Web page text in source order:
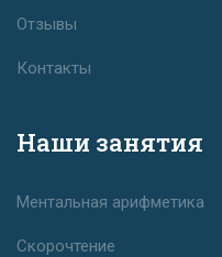
Отзывы
Контакты
Наши занятия
Ментальная арифметика
Скорочтение